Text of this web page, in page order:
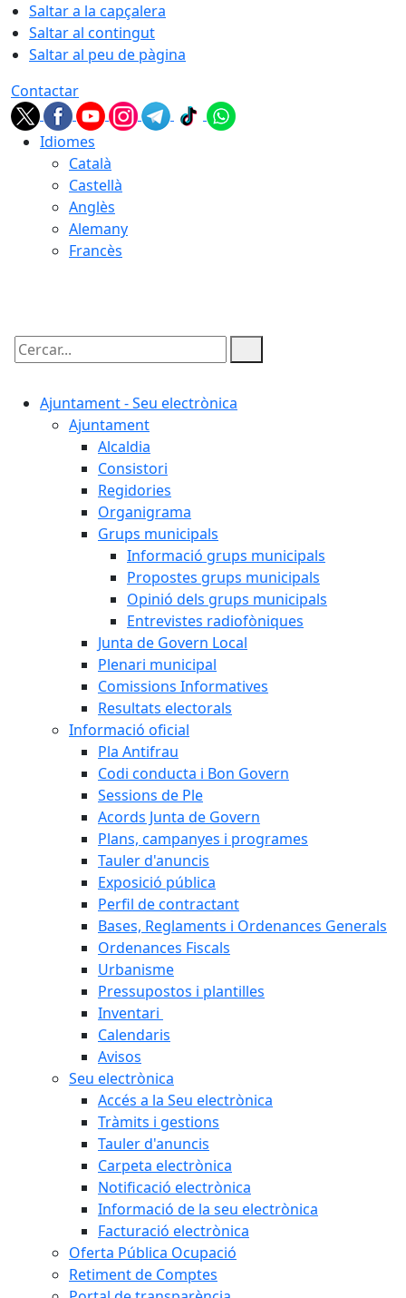
Saltar a la capçalera
Saltar al contingut
Saltar al peu de pàgina
Contactar
Idiomes
Català
Castellà
Anglès
Alemany
Francès
Cercar:
Ajuntament - Seu electrònica
Ajuntament
Alcaldia
Consistori
Regidories
Organigrama
Grups municipals
Informació grups municipals
Propostes grups municipals
Opinió dels grups municipals
Entrevistes radiofòniques
Junta de Govern Local
Plenari municipal
Comissions Informatives
Resultats electorals
Informació oficial
Pla Antifrau
Codi conducta i Bon Govern
Sessions de Ple
Acords Junta de Govern
Plans, campanyes i programes
Tauler d'anuncis
Exposició pública
Perfil de contractant
Bases, Reglaments i Ordenances Generals
Ordenances Fiscals
Urbanisme
Pressupostos i plantilles
Inventari
Calendaris
Avisos
Seu electrònica
Accés a la Seu electrònica
Tràmits i gestions
Tauler d'anuncis
Carpeta electrònica
Notificació electrònica
Informació de la seu electrònica
Facturació electrònica
Oferta Pública Ocupació
Retiment de Comptes